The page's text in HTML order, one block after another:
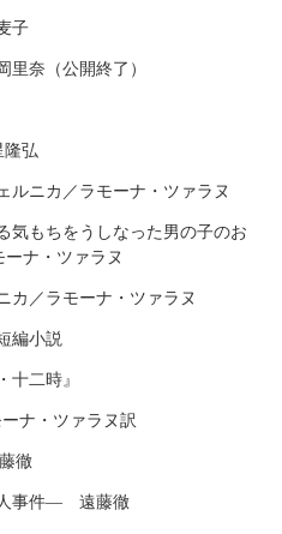
子
奈（公開終了）
弘
ニカ／ラモーナ・ツァラヌ
気もちをうしなった男の子のお
ナ・ツァラヌ
／ラモーナ・ツァラヌ
編小説
二時』
ナ・ツァラヌ訳
徹
事件― 遠藤徹